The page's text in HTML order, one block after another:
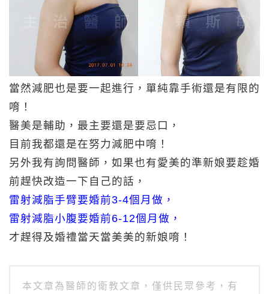
當然減肥也是要一起進行，單純靠手術還是有限的
唷！
醫美是輔助，最主要還是要忌口，
目前我都還是在努力減肥中唷！
另外我有詢問醫師，如果也有愛美的準新娘要趁婚
前趕快改造一下自己的話，
雷射減脂手臂要婚前3-4個月做，
雷射減脂小腹要婚前6-12個月做，
才趕得及婚禮當天當美美的新娘唷！
本文章為醫師的衛教文章，僅供民眾參考，有